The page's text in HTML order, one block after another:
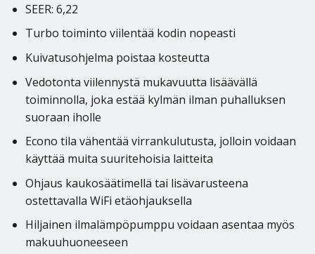
SEER: 6,22
Turbo toiminto viilentää kodin nopeasti
Kuivatusohjelma poistaa kosteutta
Vedotonta viilennystä mukavuutta lisäävällä
toiminnolla, joka estää kylmän ilman puhalluksen
suoraan iholle
Econo tila vähentää virrankulutusta, jolloin voidaan
käyttää muita suuritehoisia laitteita
Ohjaus kaukosäätimellä tai lisävarusteena
ostettavalla WiFi etäohjauksella
Hiljainen ilmalämpöpumppu voidaan asentaa myös
makuuhuoneeseen